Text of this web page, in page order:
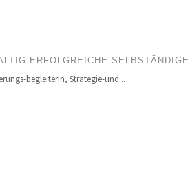
ERFOLGREICHE SELBSTÄNDIGE
begleiterin, Strategie-und...